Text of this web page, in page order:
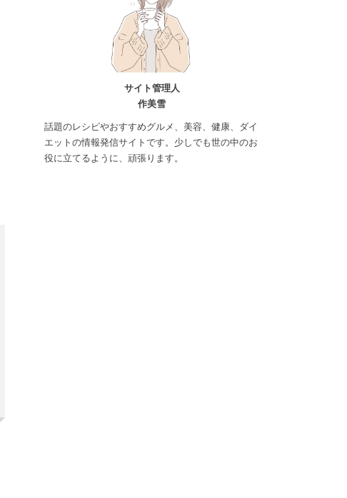
サイト管理人
作美雪
話題のレシピやおすすめグルメ、美容、健康、ダイ
エットの情報発信サイトです。少しでも世の中のお
役に立てるように、頑張ります。